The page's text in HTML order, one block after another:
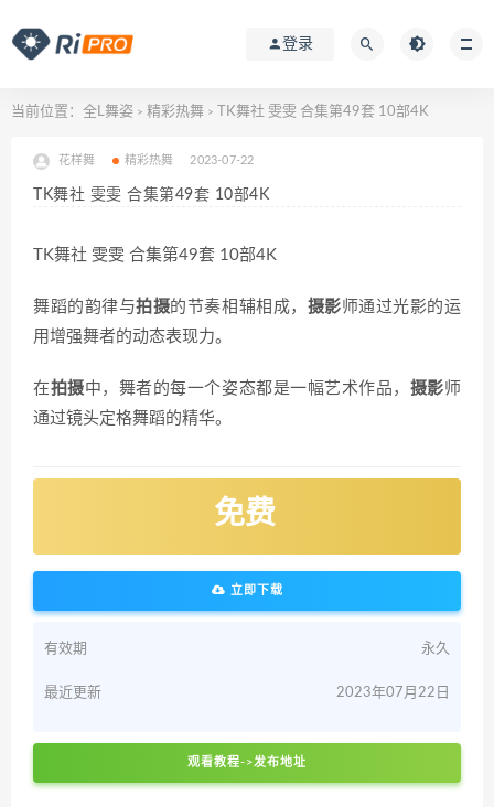
登录
当前位置： 全L舞姿 > 精彩热舞 > TK舞社 雯雯 合集第49套 10部4K
花样舞 精彩热舞 2023-07-22
TK舞社 雯雯 合集第49套 10部4K
TK舞社 雯雯 合集第49套 10部4K
舞蹈的韵律与拍摄的节奏相辅相成， 摄影师通过光影的运
用增强舞者的动态表现力。
在拍摄中，舞者的每一个姿态都是一幅艺术作品， 摄影师
通过镜头定格舞蹈的精华。
免费
立即下载
有效期 永久
最近更新 2023年07月22日
观看教程->发布地址